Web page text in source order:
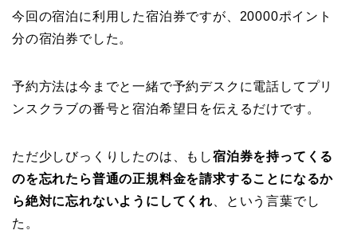
今回の宿泊に利用した宿泊券ですが、20000ポイント
分の宿泊券でした。
予約方法は今までと一緒で予約デスクに電話してプリ
ンスクラブの番号と宿泊希望日を伝えるだけです。
ただ少しびっくりしたのは、もし宿泊券を持ってくる
のを忘れたら普通の正規料金を請求することになるか
ら絶対に忘れないようにしてくれ 、という言葉でし
た。